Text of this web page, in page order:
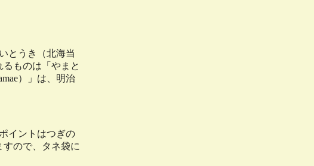
とうき（北海当
ものは「やまと
）」は、明治
イントはつぎの
ので、タネ袋に